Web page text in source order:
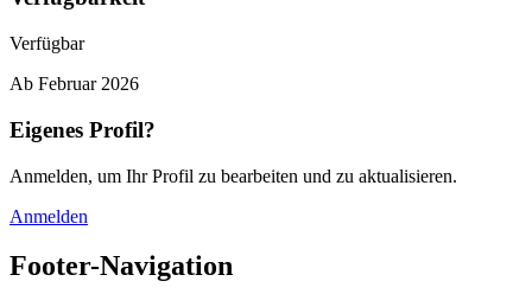
Verfügbar
Ab Februar 2026
Eigenes Profil?
Anmelden, um Ihr Profil zu bearbeiten und zu aktualisieren.
Anmelden
Footer-Navigation